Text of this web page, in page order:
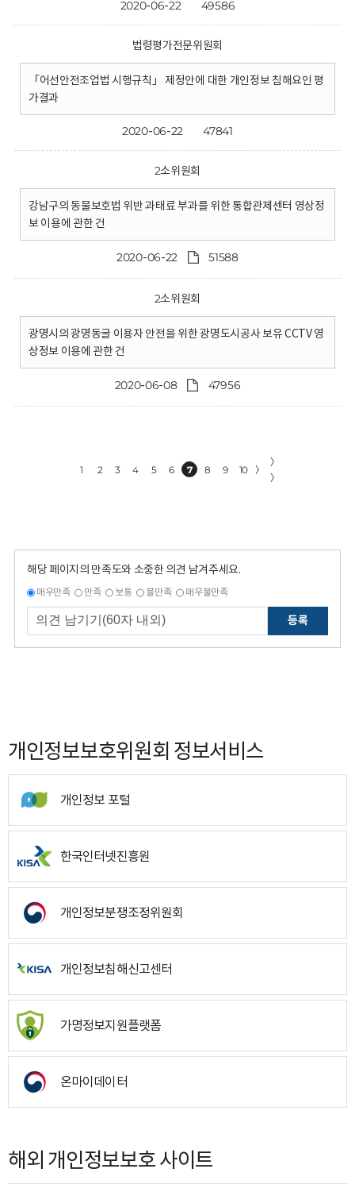
2020-06-22 49586
법령평가전문위원회
「어선안전조업법 시행규칙」 제정안에 대한 개인정보 침해요인 평
가결과
2020-06-22 47841
2소위원회
강남구의 동물보호법 위반 과태료 부과를 위한 통합관제센터 영상정
보 이용에 관한 건
2020-06-22 51588
2소위원회
광명시의 광명동굴 이용자 안전을 위한 광명도시공사 보유 CCTV 영
상정보 이용에 관한 건
2020-06-08 47956
1 2 3 4 5 6 7 8 9 10 〉
〉
〉
해당 페이지의 만족도와 소중한 의견 남겨주세요.
매우만족 만족 보통 불만족 매우불만족
등록
개인정보보호위원회 정보서비스
개인정보 포털
한국인터넷진흥원
개인정보분쟁조정위원회
개인정보침해신고센터
가명정보지원플랫폼
온마이데이터
해외 개인정보보호 사이트